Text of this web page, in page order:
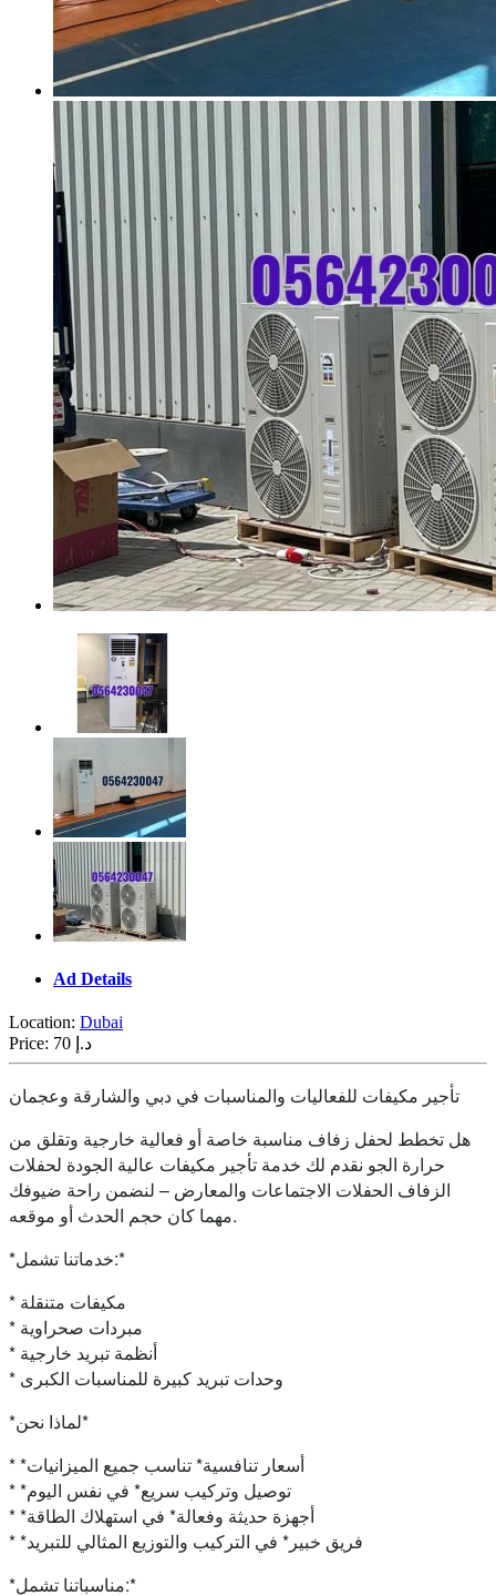
Ad Details
Location: Dubai
Price:
70 د.إ
تأجير مكيفات للفعاليات والمناسبات في دبي والشارقة وعجمان
هل تخطط لحفل زفاف مناسبة خاصة أو فعالية خارجية وتقلق من
حرارة الجو نقدم لك خدمة تأجير مكيفات عالية الجودة لحفلات
الزفاف الحفلات الاجتماعات والمعارض – لنضمن راحة ضيوفك
مهما كان حجم الحدث أو موقعه.
*خدماتنا تشمل:*
* مكيفات متنقلة
* مبردات صحراوية
* أنظمة تبريد خارجية
* وحدات تبريد كبيرة للمناسبات الكبرى
*لماذا نحن*
* *أسعار تنافسية* تناسب جميع الميزانيات
* *توصيل وتركيب سريع* في نفس اليوم
* *أجهزة حديثة وفعالة* في استهلاك الطاقة
* *فريق خبير* في التركيب والتوزيع المثالي للتبريد
*مناسباتنا تشمل:*